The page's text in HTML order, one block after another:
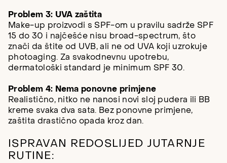
Problem 3: UVA zaštita
Make-up proizvodi s SPF-om u pravilu sadrže SPF
15 do 30 i najčešće nisu broad-spectrum, što
znači da štite od UVB, ali ne od UVA koji uzrokuje
photoaging. Za svakodnevnu upotrebu,
dermatološki standard je minimum SPF 30.
Problem 4: Nema ponovne primjene
Realistično, nitko ne nanosi novi sloj pudera ili BB
kreme svaka dva sata. Bez ponovne primjene,
zaštita drastično opada kroz dan.
ISPRAVAN REDOSLIJED JUTARNJE
RUTINE: